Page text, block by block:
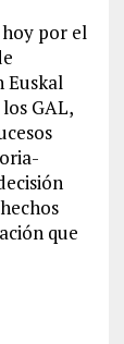
por el
Euskal
GAL,
que